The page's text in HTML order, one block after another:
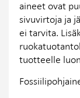
aineet ovat
sivuvirtoja ja
ei tarvita.
tuotteelle